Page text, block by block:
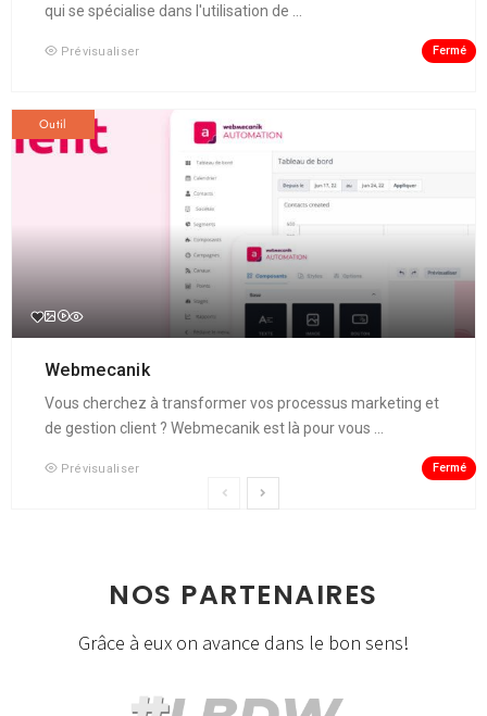
qui se spécialise dans l'utilisation de ...
Prévisualiser Fermé
Outil
Webmecanik
Vous cherchez à transformer vos processus marketing et
de gestion client ? Webmecanik est là pour vous ...
Prévisualiser Fermé
NOS PARTENAIRES
Grâce à eux on avance dans le bon sens!